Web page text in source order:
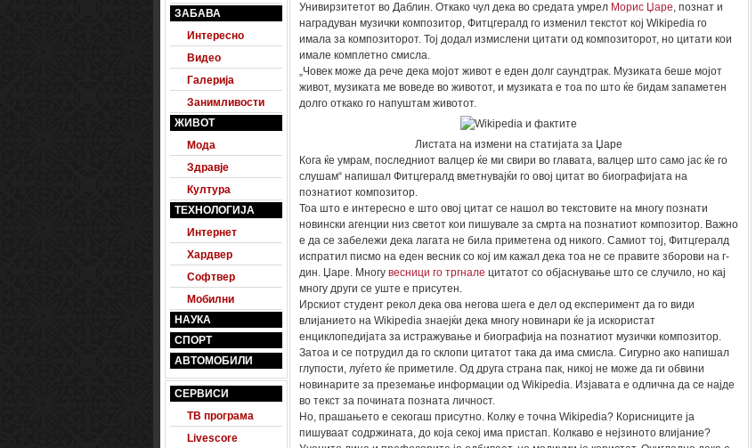
ЗАБАВА
Интересно
Видео
Галерија
Занимливости
ЖИВОТ
Мода
Здравје
Култура
ТЕХНОЛОГИЈА
Интернет
Хардвер
Софтвер
Мобилни
НАУКА
СПОРТ
АВТОМОБИЛИ
СЕРВИСИ
ТВ програма
Livescore
Унивирзитетот во Даблин. Откако чул дека во средата умрел Морис Џаре, познат и
наградуван музички композитор, Фитцгералд го изменил текстот кој Wikipedia го
имала за композиторот. Тој додал измислени цитати од композиторот, но цитати кои
имале комплетно смисла.
„Човек може да рече дека мојот живот е еден долг саундтрак. Музиката беше мојот
живот, музиката ме воведе во животот, и музиката е тоа по што ќе бидам запаметен
долго откако го напуштам животот.
Листата на измени на статијата за Џаре
Кога ќе умрам, последниот валцер ќе ми свири во главата, валцер што само јас ќе го
слушам“ напишал Фитцгералд вметнувајќи го овој цитат во биографијата на
познатиот композитор.
Тоа што е интересно е што овој цитат се нашол во текстовите на многу познати
новински агенции низ светот кои пишувале за смрта на познатиот композитор. Важно
е да се забележи дека лагата не била приметена од никого. Самиот тој, Фитцгералд
испратил писмо на еден весник со кој им кажал дека тоа не се правите зборови на г-
дин. Џаре. Многу весници го тргнале цитатот со објаснување што се случило, но кај
многу други се уште е присутен.
Ирскиот студент рекол дека ова негова шега е дел од експеримент да го види
влијанието на Wikipedia знаејќи дека многу новинари ќе ја искористат
енциклопедијата за истражување и биографија на познатиот музички композитор.
Затоа и се потрудил да го склопи цитатот така да има смисла. Сигурно ако напишал
глупости, луѓето ќе приметиле. Од друга страна пак, никој не може да ги обвини
новинарите за преземање информации од Wikipedia. Изјавата е одлична да се најде
во текст за почината позната личност.
Но, прашањето е секогаш присутно. Колку е точна Wikipedia? Корисниците ја
пишуваат содржината, до која секој има пристап. Колкаво е нејзиното влијание?